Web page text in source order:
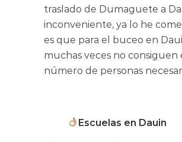
traslado de Dumaguete a
inconveniente, ya lo he
es que para el buceo en
muchas veces no consiguen
número de personas
Escuelas en Dauin